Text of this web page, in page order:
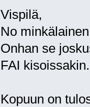
Vispilä,
No
Onhan se
FAI kisoissakin.
Kopuun on